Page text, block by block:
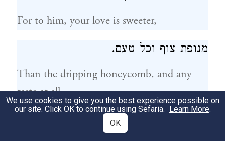
For to him, your love is sweeter,
מנופת צוף וכל טעם.
Than the dripping honeycomb, and any
taste at all.
הדור נאה זיו העולם
We use cookies to give you the best experience possible on
our site. Click OK to continue using Sefaria. Learn More.
OK